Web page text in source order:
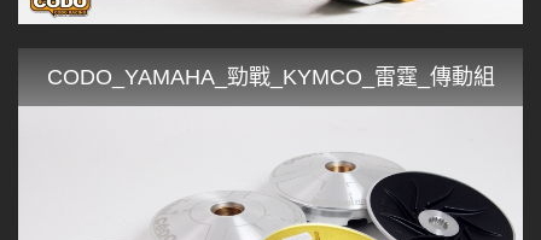
CODO_YAMAHA_勁戰_KYMCO_雷霆_傳動組